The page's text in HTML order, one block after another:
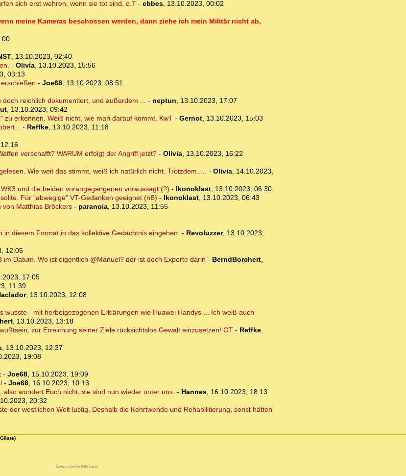
sich erst wehren, wenn sie tot sind. o.T- ebbes, 13.10.2023, 00:02
meine Kameras beschossen werden, dann ziehe ich mein Militär nicht ab,
, 13.10.2023, 02:40
- Olivia, 13.10.2023, 15:56
03:13
- Joe68, 13.10.2023, 08:51
reichlich dokumentiert, und außerdem ... - neptun, 13.10.2023, 17:07
, 13.10.2023, 09:42
zu erkennen. Weiß nicht, wie man darauf kommt. KwT- Gernot, 13.10.2023, 15:03
- Reffke, 13.10.2023, 11:18
verschafft? WARUM erfolgt der Angriff jetzt?- Olivia, 13.10.2023, 16:22
Wie weit das stimmt, weiß ich natürlich nicht. Trotzdem..... - Olivia, 14.10.2023,
und die beiden vorangegangenen voraussagt (?) - Ikonoklast, 13.10.2023, 06:30
Für "abwegige" VT-Gedanken geeignet (nB) - Ikonoklast, 13.10.2023, 06:43
von Matthias Bröckers- paranoia, 13.10.2023, 11:55
diesem Format in das kollektive Gedächtnis eingehen. - Revoluzzer, 13.10.2023,
12:05
Datum. Wo ist eigentlich @Manuel? der ist doch Experte darin - BerndBorchert,
17:05
11:39
, 13.10.2023, 12:08
- mit herbeigezogenen Erklärungen wie Huawei Handys ... Ich weiß auch
, 13.10.2023, 13:18
zur Erreichung seiner Ziele rücksichtslos Gewalt einzusetzen! OT- Reffke,
, 13.10.2023, 12:37
19:08
- Joe68, 15.10.2023, 19:09
- Joe68, 16.10.2023, 10:13
wundert Euch nicht, sie sind nun wieder unter uns. - Hannes, 16.10.2023, 18:13
20:32
der westlichen Welt lustig. Deshalb die Kehrtwende und Rehabilitierung, sonst hätten
powered by my little forum